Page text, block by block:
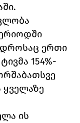
ერთი
154%-
ის